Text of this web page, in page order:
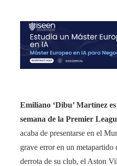
Emiliano ‘Dibu’ Martínez
semana de la Premier
acaba de presentarse en el
grave error en un metapartido
derrota de su club, el Aston